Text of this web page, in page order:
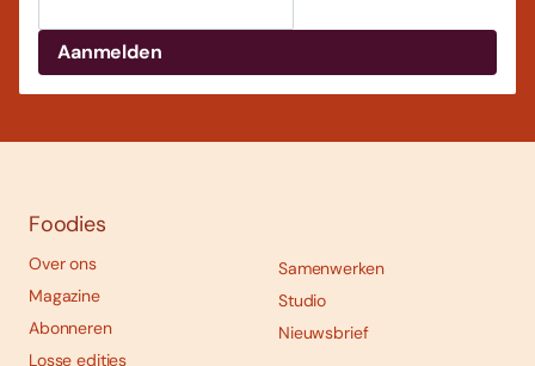
Foodies
Over ons
Magazine
Abonneren
Losse edities
Samenwerken
Studio
Nieuwsbrief